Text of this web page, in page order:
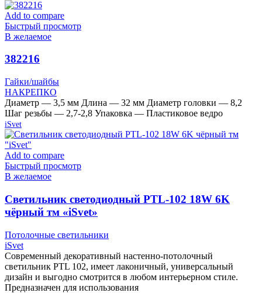
Add to compare
Быстрый просмотр
В желаемое
382216
Гайки/шайбы
НАКРЕПКО
Диаметр — 3,5 мм Длина — 32 мм Диаметр головки — 8,2
Шаг резьбы — 2,7-2,8 Упаковка — Пластиковое ведро
iSvet
Add to compare
Быстрый просмотр
В желаемое
Cветильник светодиодный PTL-102 18W 6K
чёрный тм «iSvet»
Потолочные светильники
iSvet
Современный декоративный настенно-потолочный
светильник PTL 102, имеет лаконичный, универсальный
дизайн и выгодно смотрится в любом интерьерном стиле.
Предназначен для использования